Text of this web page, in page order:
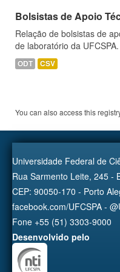
Bolsistas de Apoio
Relação de bolsistas de
de laboratório da UFCSPA.
ODT CSV
You can also access this
Universidade Federal de
Rua Sarmento Leite, 245 -
CEP: 90050-170 - Porto
facebook.com/UFCSPA -
Fone +55 (51) 3303-9000
Desenvolvido pelo